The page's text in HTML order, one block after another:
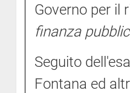
Governo per il
finanza
Seguito
Fontana ed